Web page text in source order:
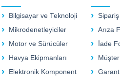
Bilgisayar ve Teknoloji
Mikrodenetleyiciler
Motor ve Sürücüler
Havya Ekipmanları
Elektronik Komponent
Arıza
İade